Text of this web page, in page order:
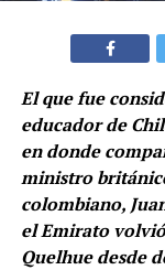
El que fue
educador de
en donde
ministro
colombiano,
el Emirato
Quelhue desde